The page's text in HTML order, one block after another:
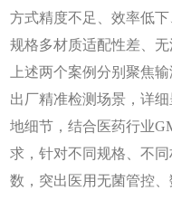
方式精度不足、效率低
规格多材质适配性差、
上述两个案例分别聚焦
出厂精准检测场景，详
地细节，结合医药行业
求，针对不同规格、不
数，突出医用无菌管控